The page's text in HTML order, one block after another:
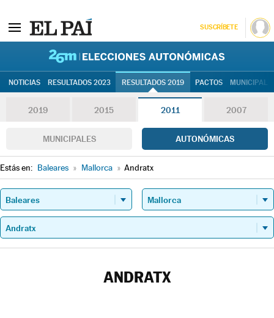
SUSCRÍBETE
NOTICIAS RESULTADOS 2023 RESULTADOS 2019 PACTOS
2019 2015 2011 2007
MUNICIPALES AUTONÓMICAS
Estás en: Baleares » Mallorca » Andratx
ANDRATX